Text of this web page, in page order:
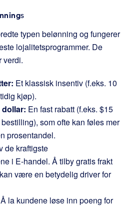
s
typen belønning og fungerer
lojalitetsprogrammer. De
verdi.
Et klassisk insentiv (f.eks. 10
kjøp).
En fast rabatt (f.eks. $15
som ofte kan føles mer
prosentandel.
de kraftigste
i E-handel. Å tilby gratis frakt
være en betydelig driver for
Å la kundene løse inn poeng for